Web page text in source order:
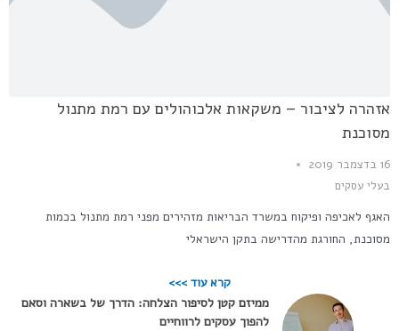
אזהרה לציבור – משקאות אלכוהולים עם רמת מתנול
מסוכנת
16 בדצמבר 2019
בעלי עסקים
האגף לאכיפה ופיקוח במשרד הבריאות מזהירים מפני רמת מתנול בכמות
מסוכנת, החורגת מהדרישה בתקן הישראלי
קרא עוד >>>
ממיזם קטן לסיפור הצלחה: הדרך של בשארה וסאם
להפוך עסקים לרווחיים